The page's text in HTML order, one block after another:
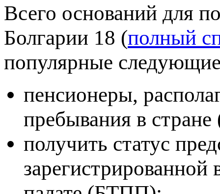
Всего оснований для
Болгарии 18 (полный
популярные
пенсионеры,
пребывания в
получить статус